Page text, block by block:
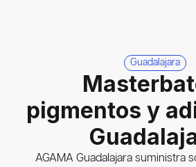
Guadalajara
pigmentos y
AGAMA Guadalajara suministra